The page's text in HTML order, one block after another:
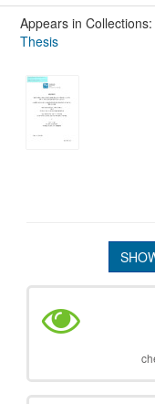
Appears in Collections:
Thesis